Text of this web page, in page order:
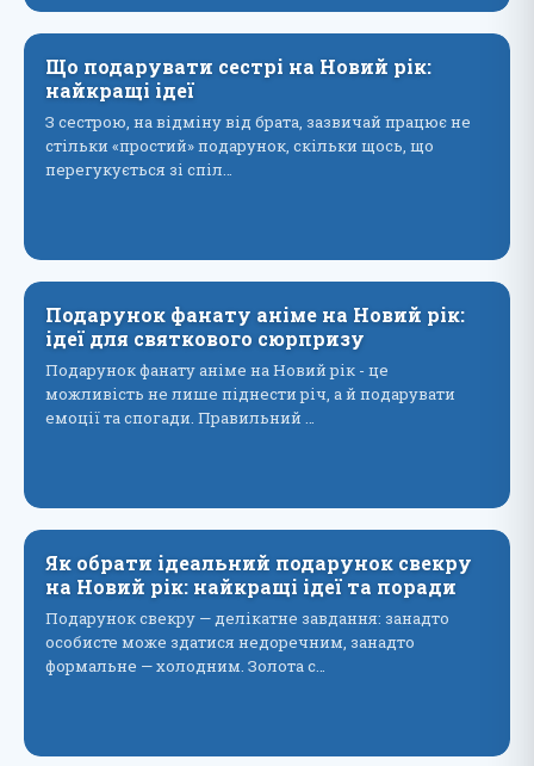
Що подарувати сестрі на Новий рік:
найкращі ідеї
З сестрою, на відміну від брата, зазвичай працює не
стільки «простий» подарунок, скільки щось, що
перегукується зі спіл…
Подарунок фанату аніме на Новий рік:
ідеї для святкового сюрпризу
Подарунок фанату аніме на Новий рік - це
можливість не лише піднести річ, а й подарувати
емоції та спогади. Правильний …
Як обрати ідеальний подарунок свекру
на Новий рік: найкращі ідеї та поради
Подарунок свекру — делікатне завдання: занадто
особисте може здатися недоречним, занадто
формальне — холодним. Золота с…